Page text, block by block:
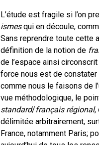
L’étude est fragile si l’on
ismesqui en découle,
Sans reprendre toute cette
définition de la notion de
de l’espace ainsi
force nous est de constater
comme nous le faisons de
vue méthodologique, le
standard/français régional,
délimitée arbitrairement,
France, notamment Paris;